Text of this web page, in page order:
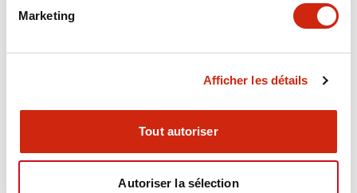
Marketing
Afficher les détails
Tout autoriser
Autoriser la sélection
Documents et fichiers
Catalogues Et Brochures Fichiers CAO